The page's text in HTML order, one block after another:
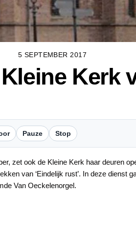
5 SEPTEMBER 2017
Kerk
Pauze Stop
zet ook de Kleine Kerk haar deuren
van ‘Eindelijk rust’. In deze dienst
Van Oeckelenorgel.